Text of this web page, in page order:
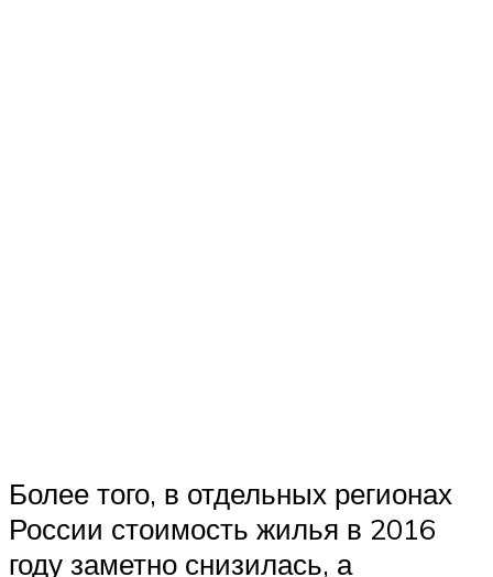
Более того, в отдельных регионах
России стоимость жилья в 2016
году заметно снизилась, а